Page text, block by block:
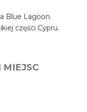
Blue Lagoon.
części Cypru.